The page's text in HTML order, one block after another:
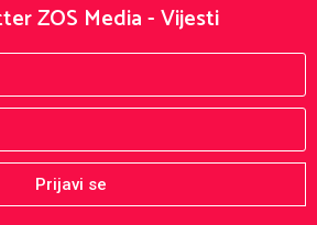
ZOS Media - Vijesti
Prijavi se